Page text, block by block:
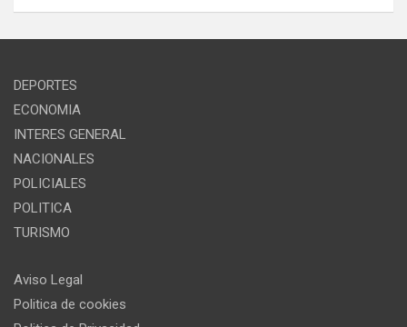
DEPORTES
ECONOMIA
INTERES GENERAL
NACIONALES
POLICIALES
POLITICA
TURISMO
Aviso Legal
Politica de cookies